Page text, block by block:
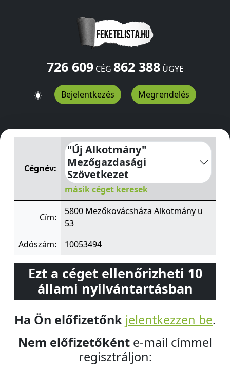
726 609CÉG 862 388ÜGYE
Bejelentkezés Megrendelés
"Új Alkotmány" Mezőgazdasági Szövetkezet
Cégnév:
"Új Alkotmány"
Mezőgazdasági
Szövetkezet
másik céget keresek
Cím:
5800 Mezőkovácsháza Alkotmány u
53
Adószám:
10053494
Ezt a céget ellenőrizheti 10
állami nyilvántartásban
Ha Ön előfizetőnk jelentkezzen be.
Nem előfizetőként e-mail címmel
regisztráljon: